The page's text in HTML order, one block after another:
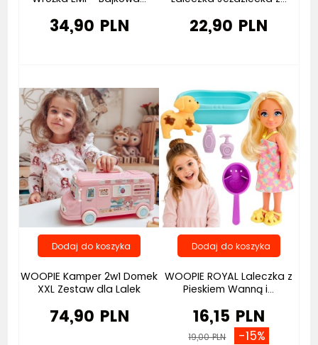
34,90 PLN 22,90 PLN
WOOPIE Kamper 2w1 Domek
XXL Zestaw dla Lalek
74,90 PLN
WOOPIE ROYAL Laleczka z
Pieskiem Wanną i...
16,15 PLN
19,00 PLN -15%